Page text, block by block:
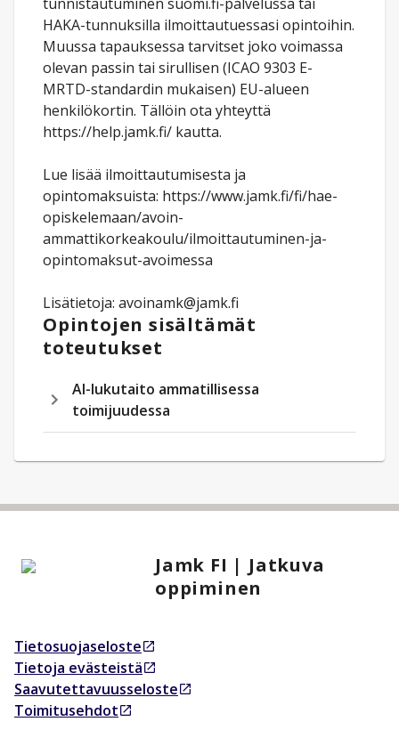
HAKA-tunnuksilla ilmoittautuessasi opintoihin.
Muussa tapauksessa tarvitset joko voimassa
olevan passin tai sirullisen (ICAO 9303 E-
MRTD-standardin mukaisen) EU-alueen
henkilökortin. Tällöin ota yhteyttä
https://help.jamk.fi/ kautta.
Lue lisää ilmoittautumisesta ja
opintomaksuista: https://www.jamk.fi/fi/hae-
opiskelemaan/avoin-
ammattikorkeakoulu/ilmoittautuminen-ja-
opintomaksut-avoimessa
Lisätietoja: avoinamk@jamk.fi
Opintojen sisältämät
toteutukset
AI-lukutaito ammatillisessa
toimijuudessa
Jamk FI | Jatkuva
oppiminen
Tietosuojaseloste
Avautuu uudessa välilehdessä
Tietoja evästeistä
Avautuu uudessa välilehdessä
Saavutettavuusseloste
Avautuu uudessa välilehdessä
Toimitusehdot
Avautuu uudessa välilehdessä